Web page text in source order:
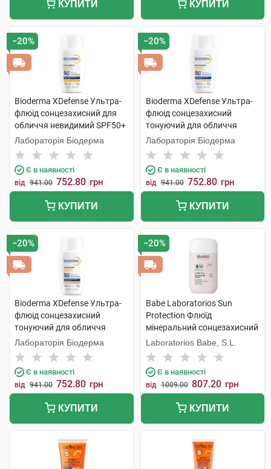
КУПИТИ КУПИТИ
−20%
Bioderma XDefense Ультра-
флюід сонцезахисний для
обличчя невидимий SPF50+
40 мл 1 флакон
Лабораторія Біодерма
Є в наявності
від 941.00 752.80 грн
КУПИТИ
−20%
Bioderma XDefense Ультра-
флюід сонцезахисний
тонуючий для обличчя
SPF50+ тон 01 40 мл 1
флакон
Лабораторія Біодерма
Є в наявності
від 941.00 752.80 грн
КУПИТИ
−20%
Bioderma XDefense Ультра-
флюід сонцезахисний
тонуючий для обличчя
SPF50+ тон 02 40 мл 1
флакон
Лабораторія Біодерма
Є в наявності
від 941.00 752.80 грн
КУПИТИ
−20%
Babe Laboratorios Sun
Protection Флюїд
мінеральний сонцезахисний
з фізичними фільтрами з
тонуючим ефектом з SPF50
50 мл 1 флакон
Laboratorios Babe, S.L.
Є в наявності
від 1009.00 807.20 грн
КУПИТИ